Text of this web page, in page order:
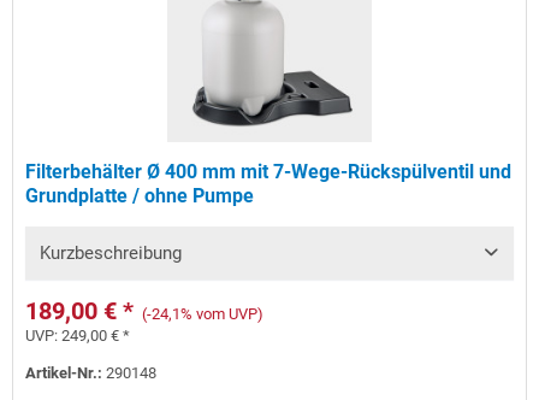
Filterbehälter Ø 400 mm mit 7-Wege-Rückspülventil und
Grundplatte / ohne Pumpe
Kurzbeschreibung
189,00 € * (-24,1% vom UVP)
UVP:249,00 € *
Artikel-Nr.:290148